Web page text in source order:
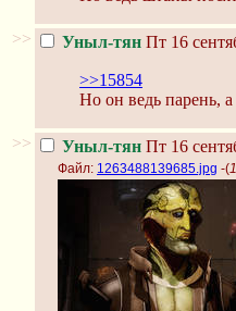
>> Уныл-тян Пт 16
>>15854
Но он ведь парень,
>> Уныл-тян Пт 16
Файл: 1263488139685.jpg -(